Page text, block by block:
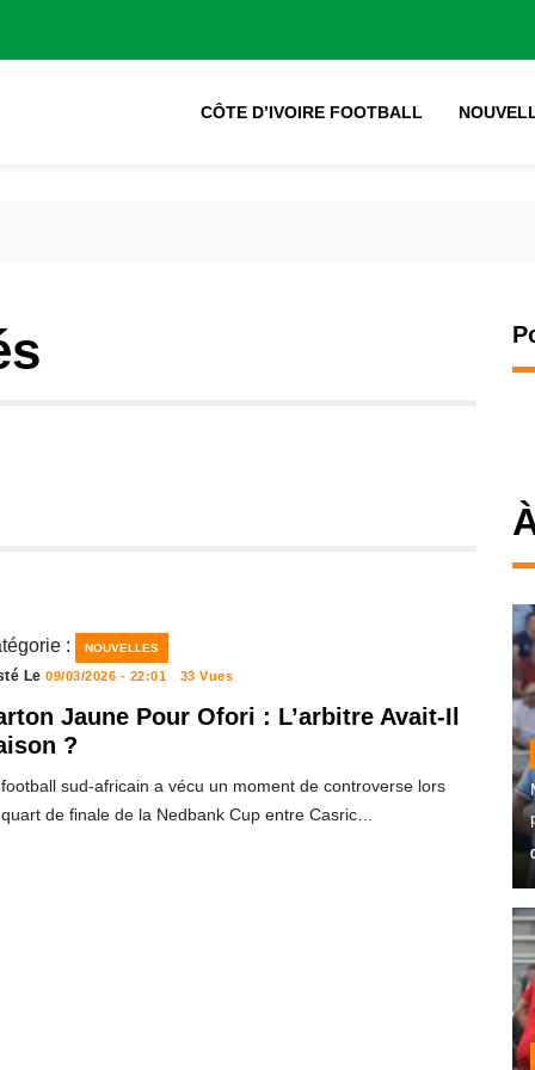
CÔTE D’IVOIRE FOOTBALL
: NOUVELLES
Le09/03/2026 - 22:01 33 Vues
Jaune Pour Ofori : L’arbitre Avait-Il
?
sud-africain a vécu un moment de controverse lors
de finale de la Nedbank Cup entre Casric…